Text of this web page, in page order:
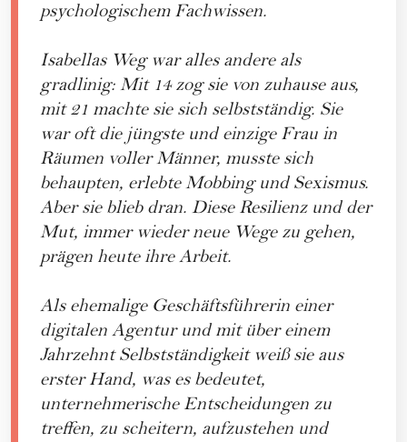
psychologischem Fachwissen.
Isabellas Weg war alles andere als
gradlinig: Mit 14 zog sie von zuhause aus,
mit 21 machte sie sich selbstständig. Sie
war oft die jüngste und einzige Frau in
Räumen voller Männer, musste sich
behaupten, erlebte Mobbing und Sexismus.
Aber sie blieb dran. Diese Resilienz und der
Mut, immer wieder neue Wege zu gehen,
prägen heute ihre Arbeit.
Als ehemalige Geschäftsführerin einer
digitalen Agentur und mit über einem
Jahrzehnt Selbstständigkeit weiß sie aus
erster Hand, was es bedeutet,
unternehmerische Entscheidungen zu
treffen, zu scheitern, aufzustehen und